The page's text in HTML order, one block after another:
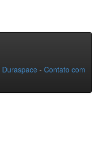
Duraspace - Contato com